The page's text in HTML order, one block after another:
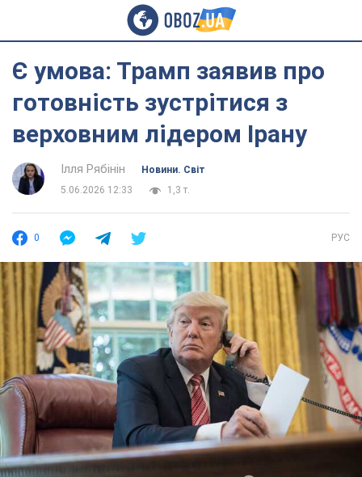
Є умова: Трамп заявив про
готовність зустрітися з
верховним лідером Ірану
Ілля Рябінін
Новини. Світ
5.06.2026 12:33
1,3 т.
0 РУС